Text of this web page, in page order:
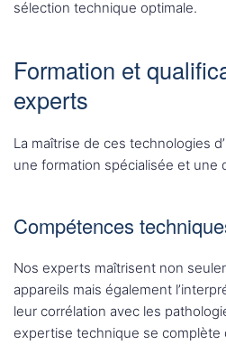
sélection technique optimale.
Formation et
experts
La maîtrise de ces technologies
une formation spécialisée et une
Compétences
Nos experts maîtrisent non
appareils mais également
leur corrélation avec les
expertise technique se complète